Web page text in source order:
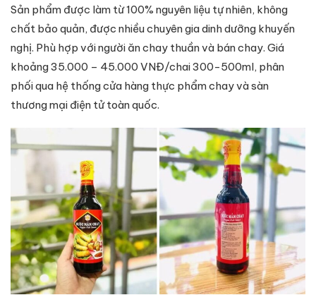
Sản phẩm được làm từ 100% nguyên liệu tự nhiên, không
chất bảo quản, được nhiều chuyên gia dinh dưỡng khuyến
nghị. Phù hợp với người ăn chay thuần và bán chay. Giá
khoảng 35.000 – 45.000 VNĐ/chai 300-500ml, phân
phối qua hệ thống cửa hàng thực phẩm chay và sàn
thương mại điện tử toàn quốc.